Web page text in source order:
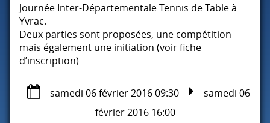
Journée Inter-Départementale Tennis de Table à
Yvrac.
Deux parties sont proposées, une compétition
mais également une initiation (voir fiche
d’inscription)
samedi 06 février 2016 09:30
samedi 06
février 2016 16:00